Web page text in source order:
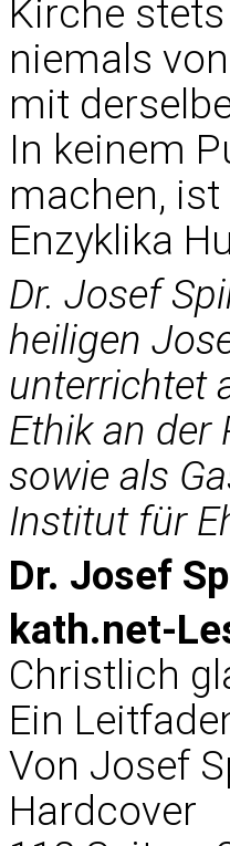
Kirche
niemals
mit
In keinem
machen, ist
Enzyklika
Dr. Josef
heiligen
unterrichtet
Ethik an der
sowie als
Institut für
Dr. Josef
kath.net-
Christlich
Ein
Von Josef
Hardcover